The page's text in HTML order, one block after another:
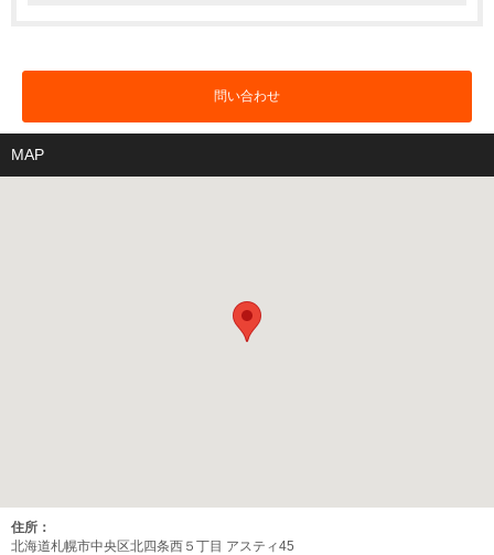
問い合わせ
MAP
住所：
北海道札幌市中央区北四条西５丁目 アスティ45